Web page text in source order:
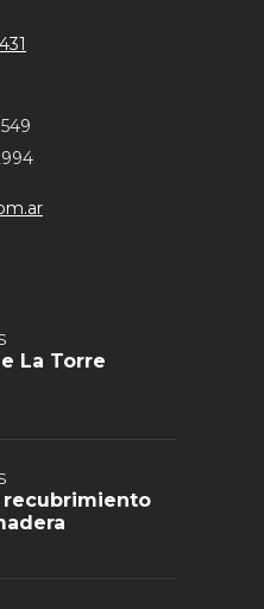
La Torre
recubrimiento